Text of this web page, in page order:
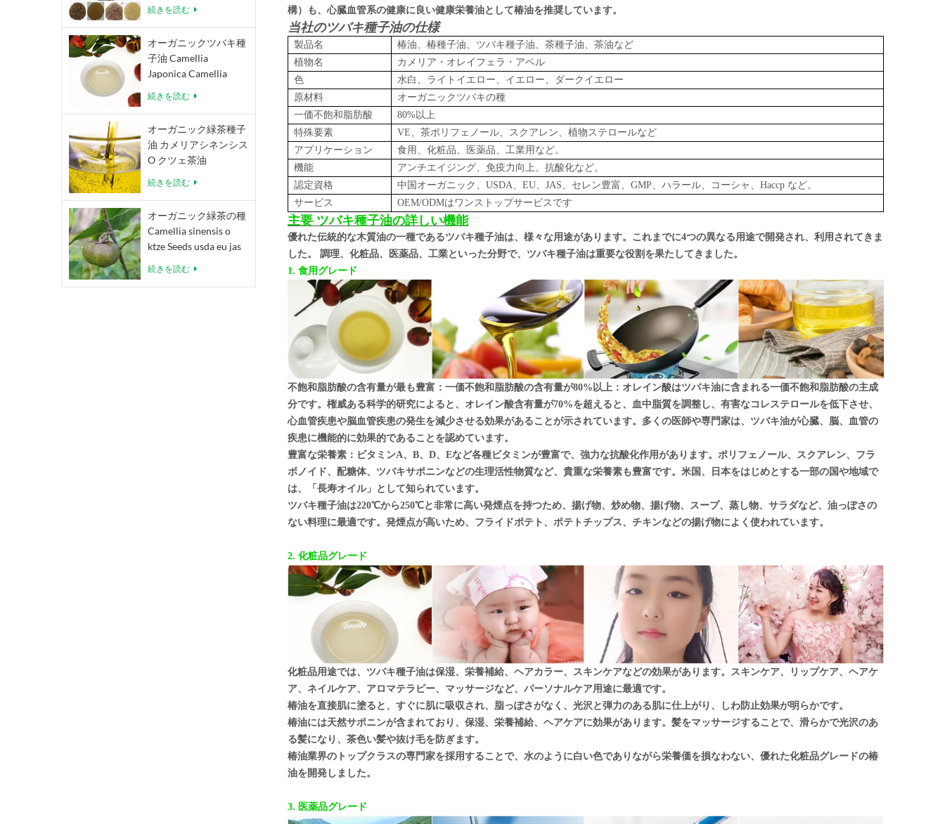
料用） Camellia
Japonica
続きを読む
オーガニックツバキ種
子油 Camellia
Japonica Camellia
続きを読む
オーガニック緑茶種子
油 カメリアシネンシス
O クツェ茶油
続きを読む
オーガニック緑茶の種
Camellia sinensis o
ktze Seeds usda eu jas
続きを読む
構）も、心臓血管系の健康に良い健康栄養油として椿油を推奨しています。
当社のツバキ種子油の仕様
製品名
椿油、椿種子油、ツバキ種子油、茶種子油、茶油など
植物名
カメリア・オレイフェラ・アベル
色
水白、ライトイエロー、イエロー、ダークイエロー
原材料
オーガニックツバキの種
一価不飽和脂肪酸
80%以上
特殊要素
VE、茶ポリフェノール、スクアレン、植物ステロールなど
アプリケーション
食用、化粧品、医薬品、工業用など。
機能
アンチエイジング、免疫力向上、抗酸化など。
認定資格
中国オーガニック、USDA、EU、JAS、セレン豊富、GMP、ハラール、コーシャ、Haccp など。
サービス
OEM/ODMはワンストップサービスです
主要 ツバキ種子油の詳しい機能
優れた伝統的な木質油の一種であるツバキ種子油は、様々な用途があります。これまでに4つの異なる用途で開発され、利用されてきま
した。 調理、化粧品、医薬品、工業といった分野で、ツバキ種子油は重要な役割を果たしてきました。
1. 食用グレード
不飽和脂肪酸の含有量が最も豊富：一価不飽和脂肪酸の含有量が80%以上：オレイン酸はツバキ油に含まれる一価不飽和脂肪酸の主成
分です。権威ある科学的研究によると、オレイン酸含有量が70%を超えると、血中脂質を調整し、有害なコレステロールを低下させ、
心血管疾患や脳血管疾患の発生を減少させる効果があることが示されています。多くの医師や専門家は、ツバキ油が心臓、脳、血管の
疾患に機能的に効果的であることを認めています。
豊富な栄養素：ビタミンA、B、D、Eなど各種ビタミンが豊富で、強力な抗酸化作用があります。ポリフェノール、スクアレン、フラ
ボノイド、配糖体、ツバキサポニンなどの生理活性物質など、貴重な栄養素も豊富です。米国、日本をはじめとする一部の国や地域で
は、「長寿オイル」として知られています。
ツバキ種子油は220℃から250℃と非常に高い発煙点を持つため、揚げ物、炒め物、揚げ物、スープ、蒸し物、サラダなど、油っぽさの
ない料理に最適です。発煙点が高いため、フライドポテト、ポテトチップス、チキンなどの揚げ物によく使われています。
2. 化粧品グレード
化粧品用途では、ツバキ種子油は保湿、栄養補給、ヘアカラー、スキンケアなどの効果があります。スキンケア、リップケア、ヘアケ
ア、ネイルケア、アロマテラピー、マッサージなど、パーソナルケア用途に最適です。
椿油を直接肌に塗ると、すぐに肌に吸収され、脂っぽさがなく、光沢と弾力のある肌に仕上がり、しわ防止効果が明らかです。
椿油には天然サポニンが含まれており、保湿、栄養補給、ヘアケアに効果があります。髪をマッサージすることで、滑らかで光沢のあ
る髪になり、茶色い髪や抜け毛を防ぎます。
椿油業界のトップクラスの専門家を採用することで、水のように白い色でありながら栄養価を損なわない、優れた化粧品グレードの椿
油を開発しました。
3. 医薬品グレード